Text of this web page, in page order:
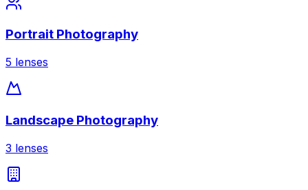
Portrait Photography
5 lenses
Landscape Photography
3 lenses